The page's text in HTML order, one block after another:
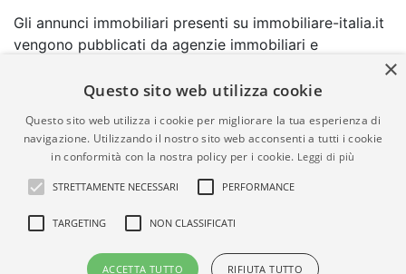
Gli annunci immobiliari presenti su immobiliare-italia.it
vengono pubblicati da agenzie immobiliari e
comporta l'approvazione o l'avallo da parte di
garanzia da parte di quest'ultima. immobiliare-italia.it
quindi non è responsabile della veridicità, della
correttezza, della completezza, della normativa in
materia di privacy e/o di alcun altro aspetto dei
suddetti annunci.
© Copyright 2007 - 2026
Powered by
×
Questo sito web utilizza cookie
Questo sito web utilizza i cookie per migliorare la tua esperienza di
navigazione. Utilizzando il nostro sito web acconsenti a tutti i cookie
in conformità con la nostra policy per i cookie. Leggi di più
STRETTAMENTE NECESSARI PERFORMANCE
TARGETING NON CLASSIFICATI
ACCETTA TUTTO RIFIUTA TUTTO